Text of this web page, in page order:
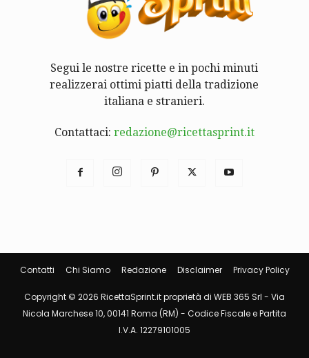
Segui le nostre ricette e in pochi minuti
realizzerai ottimi piatti della tradizione
italiana e stranieri.
Contattaci: redazione@ricettasprint.it
Contatti Chi Siamo Redazione Disclaimer Privacy Policy
Copyright © 2026 RicettaSprint.it proprietà di WEB 365 Srl - Via
Nicola Marchese 10, 00141 Roma (RM) - Codice Fiscale e Partita
I.V.A. 12279101005